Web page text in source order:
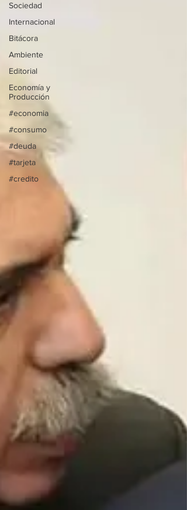
Sociedad
Internacional
Bitácora
Ambiente
Editorial
Economía y
Producción
#economia
#consumo
#deuda
#tarjeta
#credito